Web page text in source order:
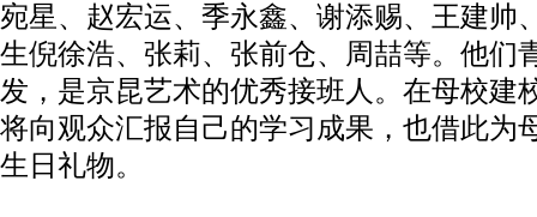
宛星、赵宏运、季永鑫、谢添赐、王建帅
生倪徐浩、张莉、张前仓、周喆等。他们
发，是京昆艺术的优秀接班人。在母校建
将向观众汇报自己的学习成果，也借此为
生日礼物。